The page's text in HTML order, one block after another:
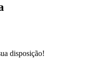
disposição!